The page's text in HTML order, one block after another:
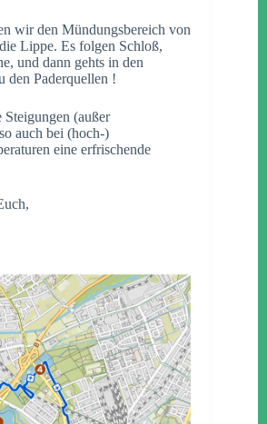
wir den Mündungsbereich von
Lippe. Es folgen Schloß,
und dann gehts in den
den Paderquellen !
(außer
auch bei (hoch-)
eine erfrischende